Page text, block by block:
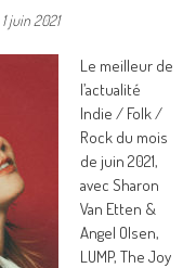
1 juin 2021
Le meilleur de
l’actualité
Indie / Folk /
Rock du mois
de juin 2021,
avec Sharon
Van Etten &
Angel Olsen,
LUMP, The Joy